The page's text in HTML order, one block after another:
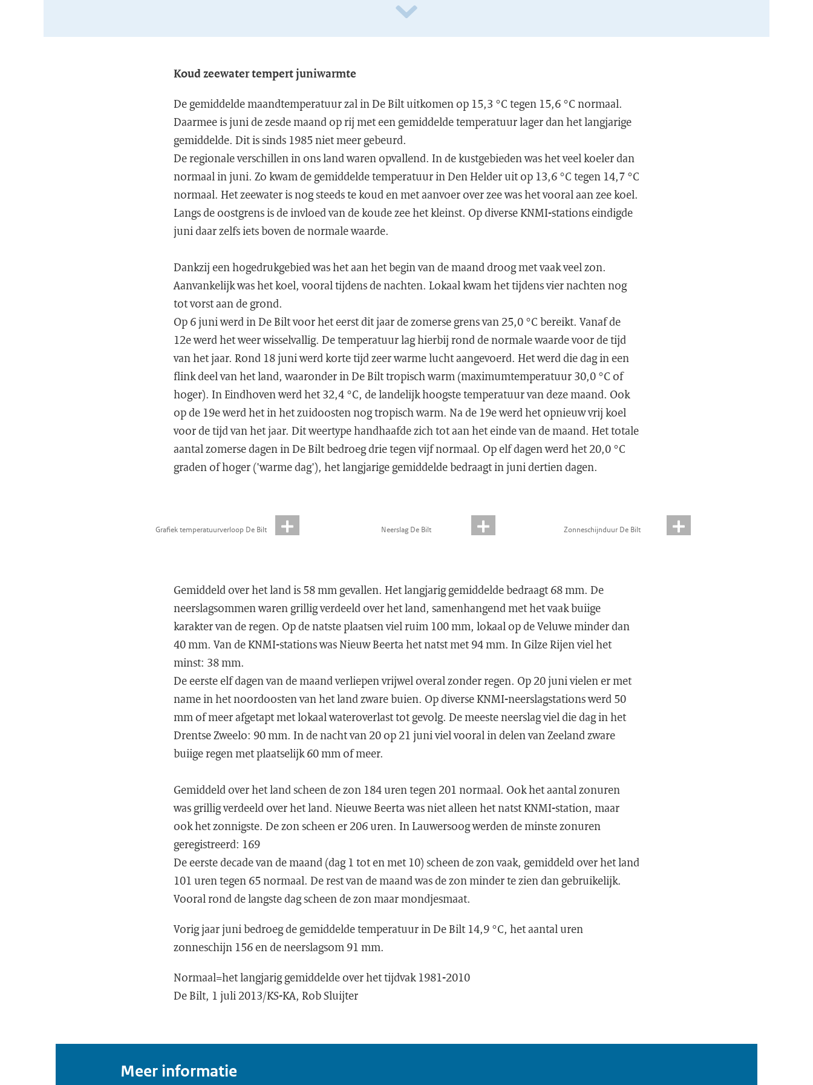
Koud zeewater tempert juniwarmte
De gemiddelde maandtemperatuur zal in De Bilt uitkomen op 15,3 °C tegen 15,6 °C normaal.
Daarmee is juni de zesde maand op rij met een gemiddelde temperatuur lager dan het langjarige
gemiddelde. Dit is sinds 1985 niet meer gebeurd.
De regionale verschillen in ons land waren opvallend. In de kustgebieden was het veel koeler dan
normaal in juni. Zo kwam de gemiddelde temperatuur in Den Helder uit op 13,6 °C tegen 14,7 °C
normaal. Het zeewater is nog steeds te koud en met aanvoer over zee was het vooral aan zee koel.
Langs de oostgrens is de invloed van de koude zee het kleinst. Op diverse KNMI-stations eindigde
juni daar zelfs iets boven de normale waarde.
Dankzij een hogedrukgebied was het aan het begin van de maand droog met vaak veel zon.
Aanvankelijk was het koel, vooral tijdens de nachten. Lokaal kwam het tijdens vier nachten nog
tot vorst aan de grond.
Op 6 juni werd in De Bilt voor het eerst dit jaar de zomerse grens van 25,0 °C bereikt. Vanaf de
12e werd het weer wisselvallig. De temperatuur lag hierbij rond de normale waarde voor de tijd
van het jaar. Rond 18 juni werd korte tijd zeer warme lucht aangevoerd. Het werd die dag in een
flink deel van het land, waaronder in De Bilt tropisch warm (maximumtemperatuur 30,0 °C of
hoger). In Eindhoven werd het 32,4 °C, de landelijk hoogste temperatuur van deze maand. Ook
op de 19e werd het in het zuidoosten nog tropisch warm. Na de 19e werd het opnieuw vrij koel
voor de tijd van het jaar. Dit weertype handhaafde zich tot aan het einde van de maand. Het totale
aantal zomerse dagen in De Bilt bedroeg drie tegen vijf normaal. Op elf dagen werd het 20,0 °C
graden of hoger ('warme dag'), het langjarige gemiddelde bedraagt in juni dertien dagen.
Grafiek temperatuurverloop De Bilt Neerslag De Bilt Zonneschijnduur De Bilt
Gemiddeld over het land is 58 mm gevallen. Het langjarig gemiddelde bedraagt 68 mm. De
neerslagsommen waren grillig verdeeld over het land, samenhangend met het vaak buiige
karakter van de regen. Op de natste plaatsen viel ruim 100 mm, lokaal op de Veluwe minder dan
40 mm. Van de KNMI-stations was Nieuw Beerta het natst met 94 mm. In Gilze Rijen viel het
minst: 38 mm.
De eerste elf dagen van de maand verliepen vrijwel overal zonder regen. Op 20 juni vielen er met
name in het noordoosten van het land zware buien. Op diverse KNMI-neerslagstations werd 50
mm of meer afgetapt met lokaal wateroverlast tot gevolg. De meeste neerslag viel die dag in het
Drentse Zweelo: 90 mm. In de nacht van 20 op 21 juni viel vooral in delen van Zeeland zware
buiige regen met plaatselijk 60 mm of meer.
Gemiddeld over het land scheen de zon 184 uren tegen 201 normaal. Ook het aantal zonuren
was grillig verdeeld over het land. Nieuwe Beerta was niet alleen het natst KNMI-station, maar
ook het zonnigste. De zon scheen er 206 uren. In Lauwersoog werden de minste zonuren
geregistreerd: 169
De eerste decade van de maand (dag 1 tot en met 10) scheen de zon vaak, gemiddeld over het land
101 uren tegen 65 normaal. De rest van de maand was de zon minder te zien dan gebruikelijk.
Vooral rond de langste dag scheen de zon maar mondjesmaat.
Vorig jaar juni bedroeg de gemiddelde temperatuur in De Bilt 14,9 °C, het aantal uren
zonneschijn 156 en de neerslagsom 91 mm.
Normaal=het langjarig gemiddelde over het tijdvak 1981-2010
De Bilt, 1 juli 2013/KS-KA, Rob Sluijter
Meer informatie